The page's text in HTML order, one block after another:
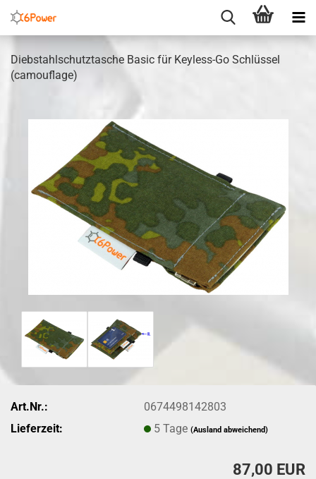
Diebstahlschutztasche Basic für Keyless-Go Schlüssel
(camouflage)
Art.Nr.:
0674498142803
Lieferzeit:
5 Tage(Ausland abweichend)
87,00 EUR